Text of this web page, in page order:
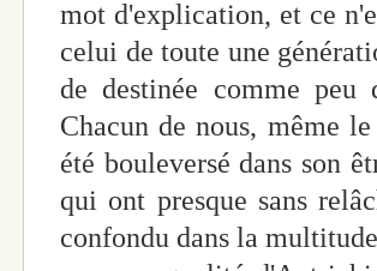
mot d'explication, et ce
celui de toute une
de destinée comme
Chacun de nous, même
été bouleversé dans son
qui ont presque sans
confondu dans la